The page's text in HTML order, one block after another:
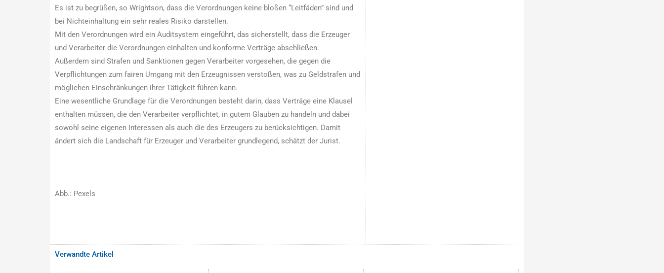
Es ist zu begrüßen, so Wrightson, dass die Verordnungen keine bloßen “Leitfäden” sind und
bei Nichteinhaltung ein sehr reales Risiko darstellen.
Mit den Verordnungen wird ein Auditsystem eingeführt, das sicherstellt, dass die Erzeuger
und Verarbeiter die Verordnungen einhalten und konforme Verträge abschließen.
Außerdem sind Strafen und Sanktionen gegen Verarbeiter vorgesehen, die gegen die
Verpflichtungen zum fairen Umgang mit den Erzeugnissen verstoßen, was zu Geldstrafen und
möglichen Einschränkungen ihrer Tätigkeit führen kann.
Eine wesentliche Grundlage für die Verordnungen besteht darin, dass Verträge eine Klausel
enthalten müssen, die den Verarbeiter verpflichtet, in gutem Glauben zu handeln und dabei
sowohl seine eigenen Interessen als auch die des Erzeugers zu berücksichtigen. Damit
ändert sich die Landschaft für Erzeuger und Verarbeiter grundlegend, schätzt der Jurist.
Abb.: Pexels
Verwandte Artikel